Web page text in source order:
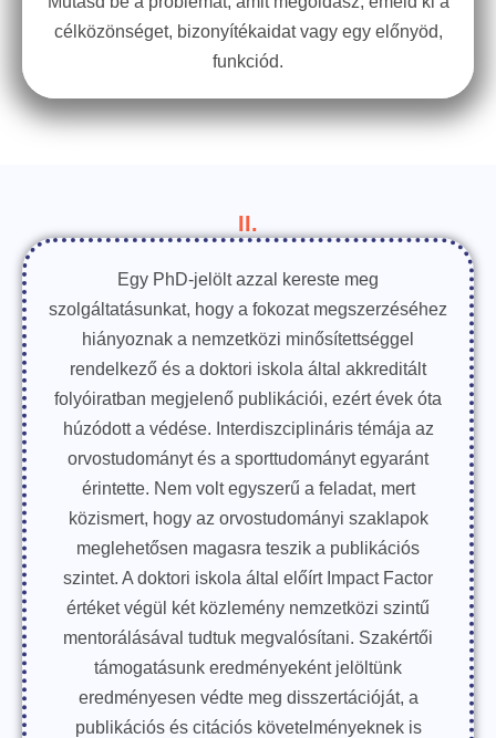
célközönséget, bizonyítékaidat vagy egy előnyöd,
funkciód.
II.
Egy PhD-jelölt azzal kereste meg
szolgáltatásunkat, hogy a fokozat megszerzéséhez
hiányoznak a nemzetközi minősítettséggel
rendelkező és a doktori iskola által akkreditált
folyóiratban megjelenő publikációi, ezért évek óta
húzódott a védése. Interdiszciplináris témája az
orvostudományt és a sporttudományt egyaránt
érintette. Nem volt egyszerű a feladat, mert
közismert, hogy az orvostudományi szaklapok
meglehetősen magasra teszik a publikációs
szintet. A doktori iskola által előírt Impact Factor
értéket végül két közlemény nemzetközi szintű
mentorálásával tudtuk megvalósítani. Szakértői
támogatásunk eredményeként jelöltünk
eredményesen védte meg disszertációját, a
publikációs és citációs követelményeknek is